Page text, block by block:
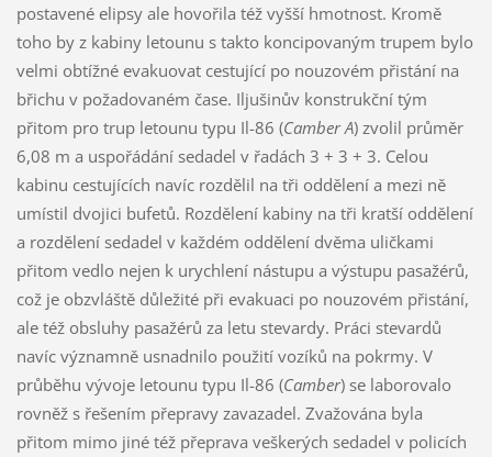
postavené elipsy ale hovořila též vyšší hmotnost. Kromě
toho by z kabiny letounu s takto koncipovaným trupem bylo
velmi obtížné evakuovat cestující po nouzovém přistání na
břichu v požadovaném čase. Iljušinův konstrukční tým
přitom pro trup letounu typu Il-86 (Camber A) zvolil průměr
6,08 m a uspořádání sedadel v řadách 3 + 3 + 3. Celou
kabinu cestujících navíc rozdělil na tři oddělení a mezi ně
umístil dvojici bufetů. Rozdělení kabiny na tři kratší oddělení
a rozdělení sedadel v každém oddělení dvěma uličkami
přitom vedlo nejen k urychlení nástupu a výstupu pasažérů,
což je obzvláště důležité při evakuaci po nouzovém přistání,
ale též obsluhy pasažérů za letu stevardy. Práci stevardů
navíc významně usnadnilo použití vozíků na pokrmy. V
průběhu vývoje letounu typu Il-86 (Camber) se laborovalo
rovněž s řešením přepravy zavazadel. Zvažována byla
přitom mimo jiné též přeprava veškerých sedadel v policích